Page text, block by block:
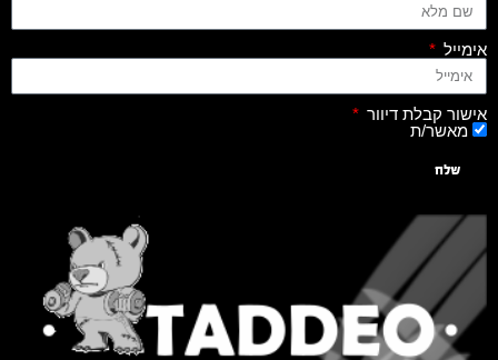
אימייל
אישור קבלת דיוור
מאשר/ת
שלח